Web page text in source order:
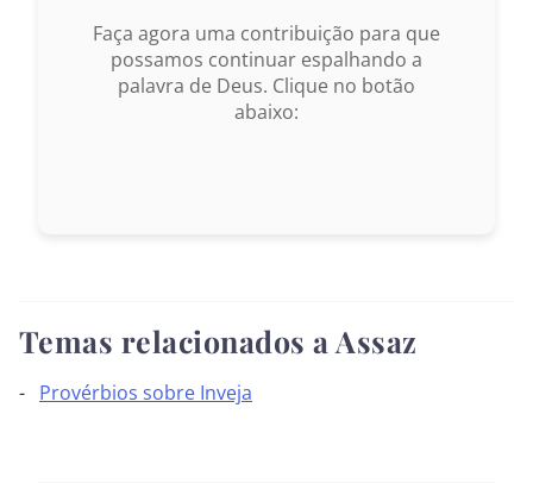
1969 – Almeida Revisada e Corrigida
1993 – Almeida Revisada e Atualizada
Faça agora uma contribuição para que
possamos continuar espalhando a
palavra de Deus. Clique no botão
abaixo:
Temas relacionados a Assaz
Provérbios sobre Inveja